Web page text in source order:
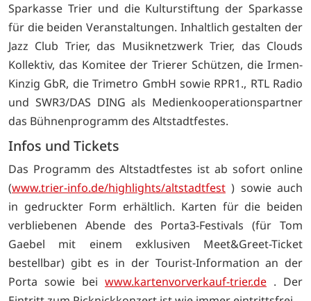
Sparkasse Trier und die Kulturstiftung der Sparkasse
für die beiden Veranstaltungen. Inhaltlich gestalten der
Jazz Club Trier, das Musiknetzwerk Trier, das Clouds
Kollektiv, das Komitee der Trierer Schützen, die Irmen-
Kinzig GbR, die Trimetro GmbH sowie RPR1., RTL Radio
und SWR3/DAS DING als Medienkooperationspartner
das Bühnenprogramm des Altstadtfestes.
Infos und Tickets
Das Programm des Altstadtfestes ist ab sofort online
(www.trier-info.de/highlights/altstadtfest ) sowie auch
in gedruckter Form erhältlich. Karten für die beiden
verbliebenen Abende des Porta3-Festivals (für Tom
Gaebel mit einem exklusiven Meet&Greet-Ticket
bestellbar) gibt es in der Tourist-Information an der
Porta sowie bei www.kartenvorverkauf-trier.de . Der